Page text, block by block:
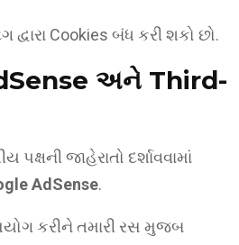
દ્વારા Cookies બંધ કરી શકો છો.
અને Third-
જાહેરાતો દર્શાવવામાં
AdSense.
કરીને તમારી રસ મુજબ